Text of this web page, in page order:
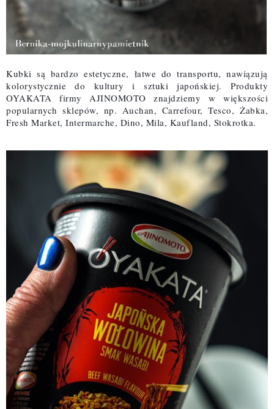
Kubki są bardzo estetyczne, łatwe do transportu, nawiązują
kolorystycznie do kultury i sztuki japońskiej. Produkty
OYAKATA firmy AJINOMOTO znajdziemy w większości
popularnych sklepów, np. Auchan, Carrefour, Tesco, Żabka,
Fresh Market, Intermarche, Dino, Mila, Kaufland, Stokrotka.